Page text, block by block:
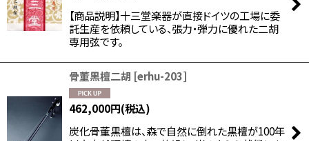
【商品説明】十三堂楽器が直接ドイツの工場に委
託生産を依頼している、張力・弾力に優れた二胡
専用弦です。
骨董黒檀二胡 [erhu-203]
462,000円(税込)
炭化骨董黒檀は、森で自然に倒れた黒檀が100年